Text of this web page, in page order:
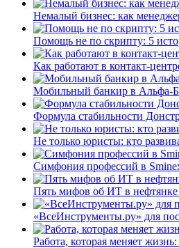
Немалый бизнес: как
Помощь не по скрипту: 5
Как работают в контакт-
Мобильный банкир в Альфа-
Формула стабильности
Не только юристы: кто
Симфония профессий в
Пять мифов об ИТ в
«ВсеИнструменты.ру» для
Работа, которая меняет